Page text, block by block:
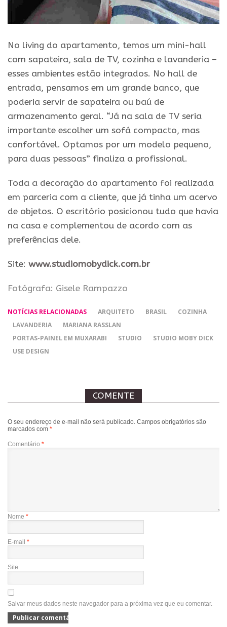
No living do apartamento, temos um mini-hall
com sapateira, sala de TV, cozinha e lavanderia –
esses ambientes estão integrados. No hall de
entrada, pensamos em um grande banco, que
poderia servir de sapateira ou baú de
armazenamento geral. “Já na sala de TV seria
importante escolher um sofá compacto, mas
confortável. Optamos por um modelo pequeno,
para duas pessoas” finaliza a profissional.
Toda a decoração do apartamento foi realizada
em parceria com a cliente, que já tinha um acervo
de objetos. O escritório posicionou tudo que havia
na casa e complementou de acordo com as
preferências dele.
Site: www.studiomobydick.com.br
Fotógrafa: Gisele Rampazzo
NOTÍCIAS RELACIONADAS ARQUITETO BRASIL
COZINHA
LAVANDERIA
MARIANA RASSLAN
PORTAS-PAINEL EM MUXARABI
STUDIO
STUDIO MOBY DICK
USE DESIGN
COMENTE
O seu endereço de e-mail não será publicado. Campos obrigatórios são
marcados com *
Comentário *
Nome *
E-mail *
Site
Salvar meus dados neste navegador para a próxima vez que eu comentar.